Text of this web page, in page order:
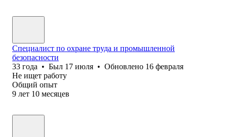
Специалист по охране труда и промышленной
безопасности
33 года • Был 17 июля • Обновлено 16 февраля
Не ищет работу
Общий опыт
9 лет 10 месяцев